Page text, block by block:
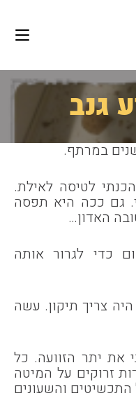
גנב
במרתף.
לטיסה לאילת.
גם ככה היא תפסה
האדון…
כדי לגרור אותה
היה צריך תיקון. עשה
את יתר הזוועה. כל
זרוקים על המיטה
והשעונים